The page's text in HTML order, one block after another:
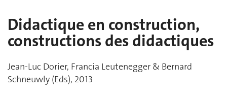
Didactique en construction,
constructions des didactiques
Jean-Luc Dorier, Francia Leutenegger & Bernard
Schneuwly (Eds), 2013